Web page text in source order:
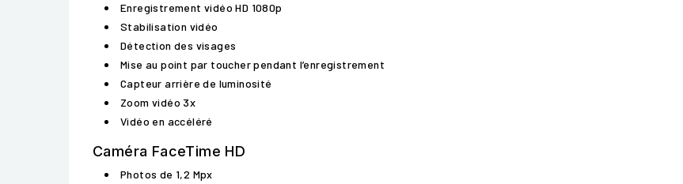
Enregistrement vidéo HD 1080p
Stabilisation vidéo
Détection des visages
Mise au point par toucher pendant l’enregistrement
Capteur arrière de luminosité
Zoom vidéo 3x
Vidéo en accéléré
Caméra FaceTime HD
Photos de 1,2 Mpx